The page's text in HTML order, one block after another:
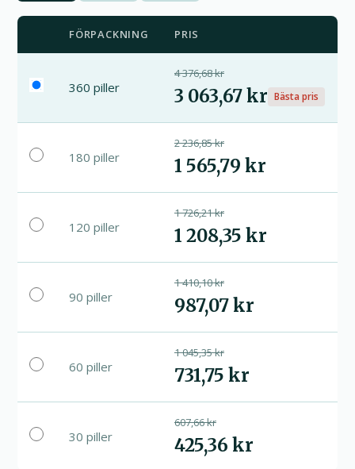
FÖRPACKNING PRIS
360 piller
4 376,68 kr
3 063,67 kr Bästa pris
180 piller
2 236,85 kr
1 565,79 kr
120 piller
1 726,21 kr
1 208,35 kr
90 piller
1 410,10 kr
987,07 kr
60 piller
1 045,35 kr
731,75 kr
30 piller
607,66 kr
425,36 kr